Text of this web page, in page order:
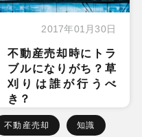
2017年01月30日
不動産売却時にトラ
ブルになりがち？草
刈りは誰が行うべ
き？
不動産売却 知識